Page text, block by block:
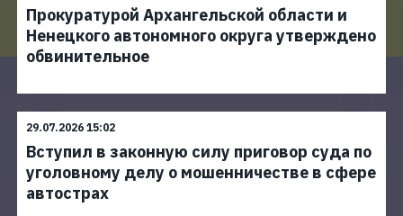
Прокуратурой Архангельской области и
Ненецкого автономного округа утверждено
обвинительное
29.07.2026 15:02
Вступил в законную силу приговор суда по
уголовному делу о мошенничестве в сфере
автострах